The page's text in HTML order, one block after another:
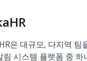
은 대규모, 다지역 팀
림 시스템 플랫폼 중